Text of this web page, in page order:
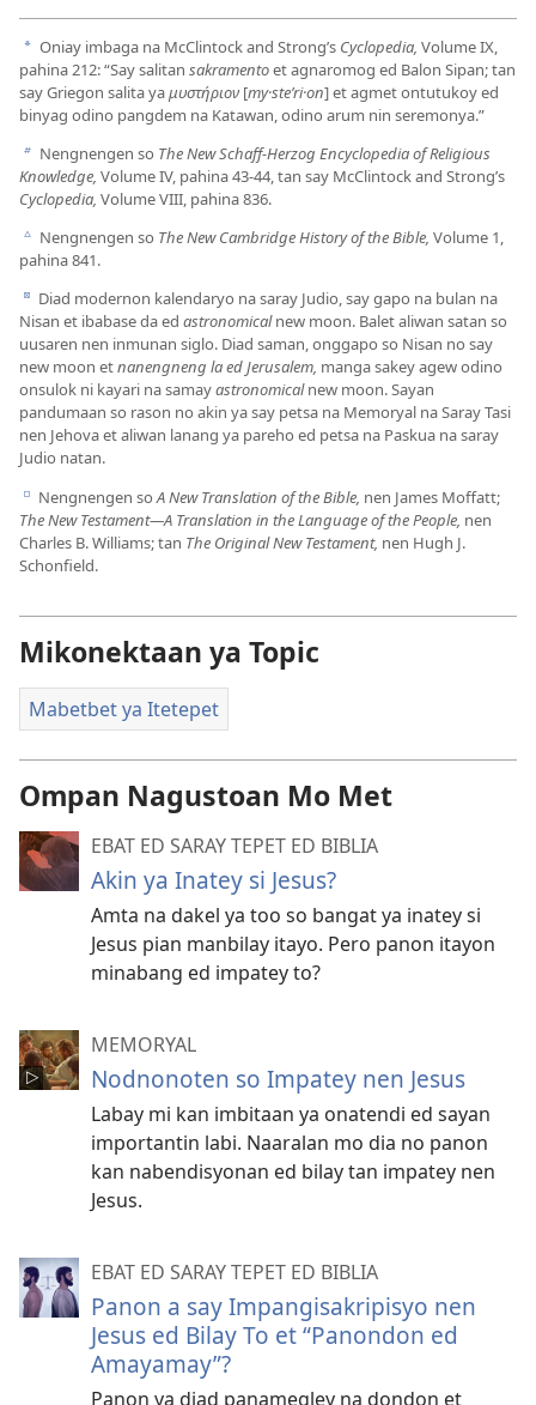
a Oniay imbaga na McClintock and Strong’s Cyclopedia, Volume IX,
pahina 212: “Say salitan sakramentoet agnaromog ed Balon Sipan; tan
say Griegon salita yaμυστήριον [my·steʹri·on] et agmet ontutukoy ed
binyag odino pangdem na Katawan, odino arum nin seremonya.”
b Nengnengen so The New Schaff-Herzog Encyclopedia of Religious
Knowledge, Volume IV, pahina 43-​44, tan say McClintock and Strong’s
Cyclopedia, Volume VIII, pahina 836.
c Nengnengen so The New Cambridge History of the Bible, Volume 1,
pahina 841.
d Diad modernon kalendaryo na saray Judio, say gapo na bulan na
Nisan et ibabase da ed astronomicalnew moon. Balet aliwan satan so
uusaren nen inmunan siglo. Diad saman, onggapo so Nisan no say
new moon etnanengneng la ed Jerusalem, manga sakey agew odino
onsulok ni kayari na samayastronomicalnew moon. Sayan
pandumaan so rason no akin ya say petsa na Memoryal na Saray Tasi
nen Jehova et aliwan lanang ya pareho ed petsa na Paskua na saray
Judio natan.
e Nengnengen soA New Translation of the Bible, nen James Moffatt;
The New Testament​—A Translation in the Language of the People, nen
Charles B. Williams; tan The Original New Testament, nen Hugh J.
Schonfield.
Mikonektaan ya Topic
Mabetbet ya Itetepet
Ompan Nagustoan Mo Met
EBAT ED SARAY TEPET ED BIBLIA
Akin ya Inatey si Jesus?
Amta na dakel ya too so bangat ya inatey si
Jesus pian manbilay itayo. Pero panon itayon
minabang ed impatey to?
MEMORYAL
Nodnonoten so Impatey nen Jesus
Labay mi kan imbitaan ya onatendi ed sayan
importantin labi. Naaralan mo dia no panon
kan nabendisyonan ed bilay tan impatey nen
Jesus.
EBAT ED SARAY TEPET ED BIBLIA
Panon a say Impangisakripisyo nen
Jesus ed Bilay To et “Panondon ed
Amayamay”?
Panon ya diad panamegley na dondon et